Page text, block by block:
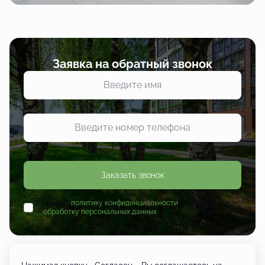
Заявка на обратный звонок
Заказать звонок
Принимаю политику конфиденциальностии даю согласие
наобработку персональных данных